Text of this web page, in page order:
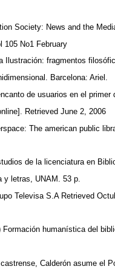
Society: News and the
105 No1 February
Ilustración: fragmentos
Barcelona: Ariel.
de usuarios en el
Retrieved June 2, 2006
The american public
de la licenciatura en
y letras, UNAM. 53 p.
Televisa S.A Retrieved
humanística del
Calderón asume el